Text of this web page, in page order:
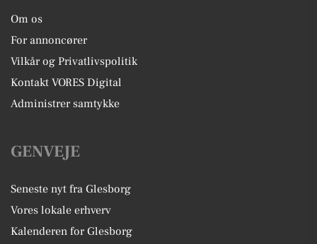
Om os
For annoncører
Vilkår og Privatlivspolitik
Kontakt VORES Digital
Administrer samtykke
GENVEJE
Seneste nyt fra Glesborg
Vores lokale erhverv
Kalenderen for Glesborg